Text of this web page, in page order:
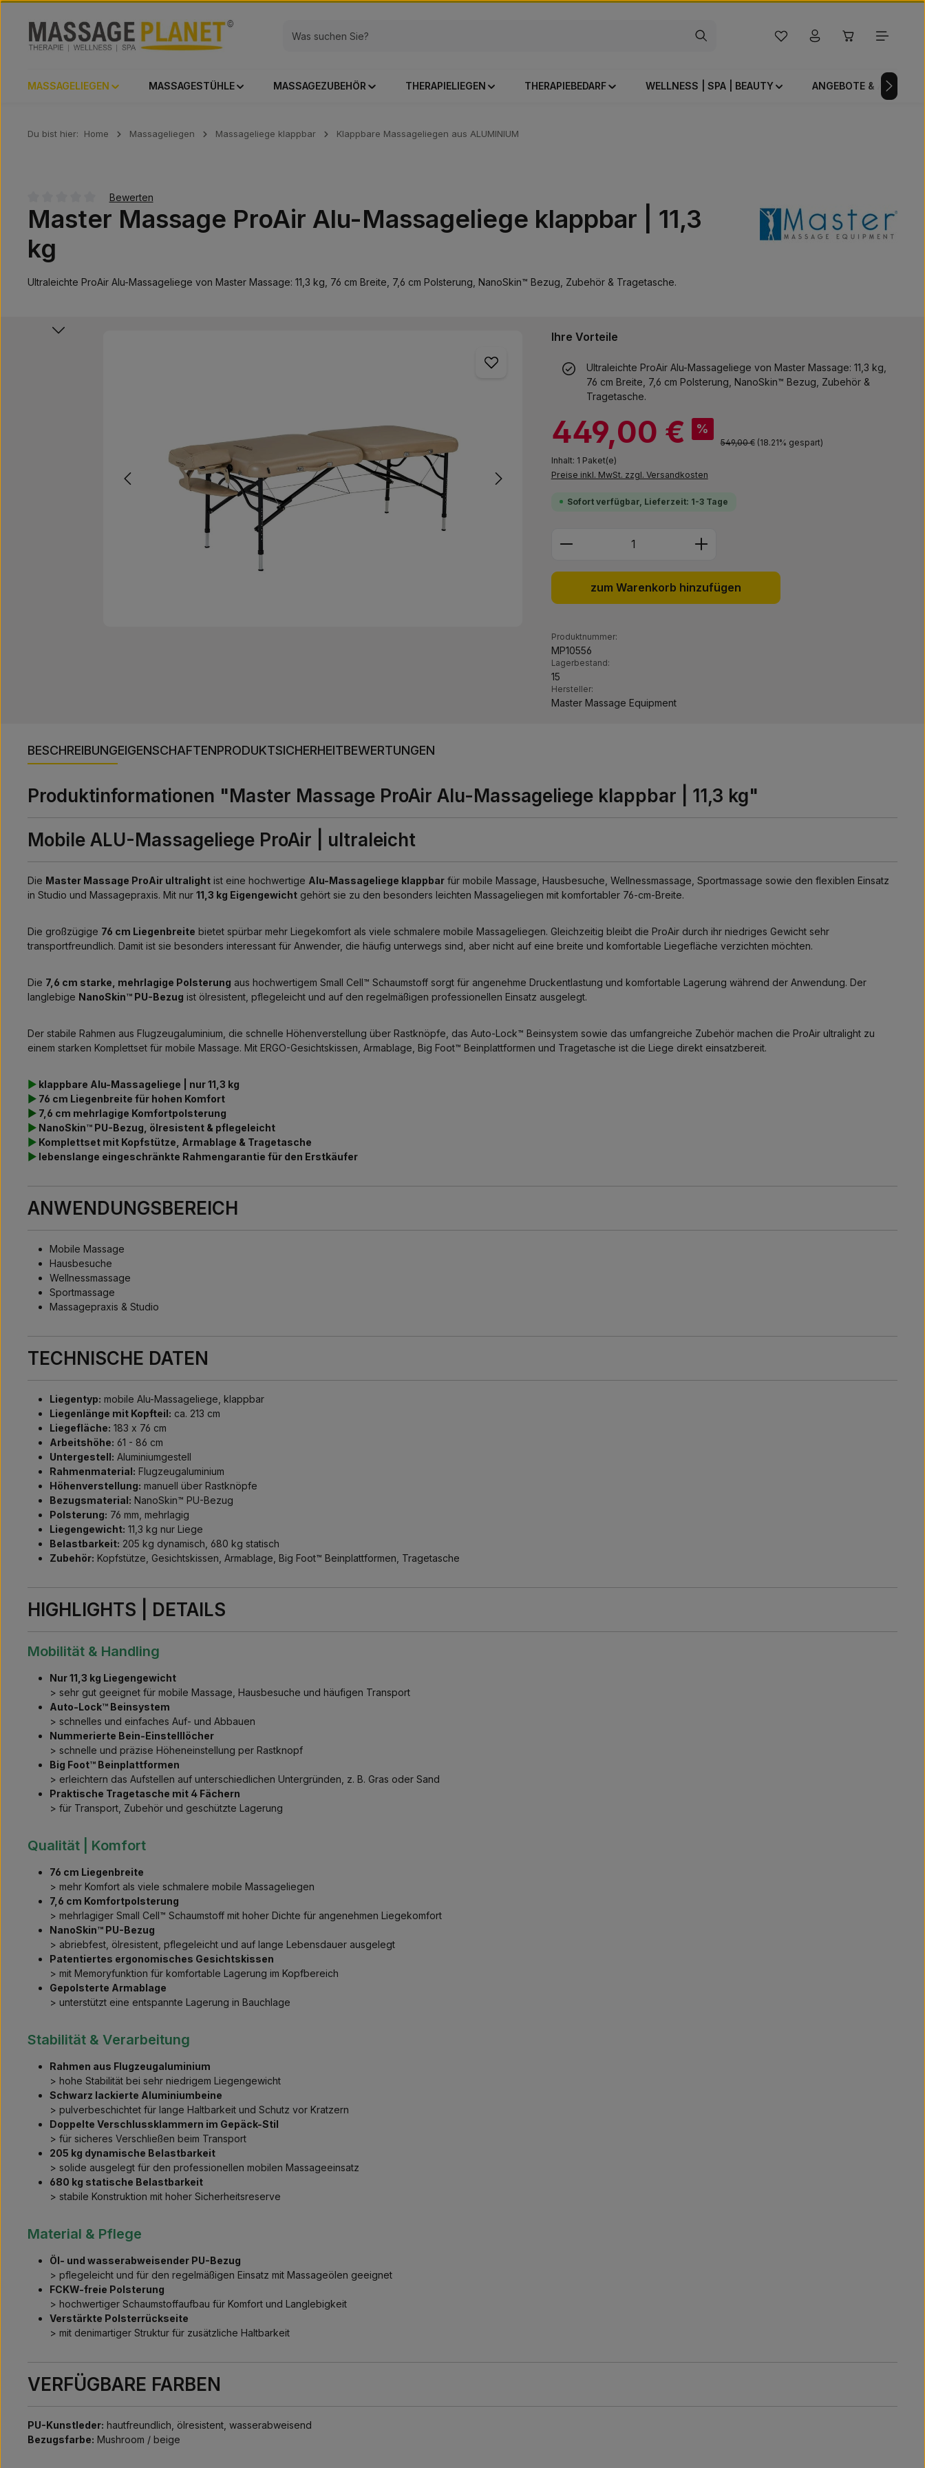
Du hast 0 Produkte auf dem
MASSAGELIEGEN MASSAGESTÜHLE MASSAGEZUBEHÖR THERAPIELIEGEN THERAPIEBEDARF WELLNESS | SPA | BEAUTY ANGEBOTE &
Du bist hier: Home Massageliegen Massageliege klappbar Klappbare Massageliegen aus ALUMINIUM
Durchschnittliche Bewertung von 0 von 5 Sternen
Bewerten
Master Massage ProAir Alu-Massageliege klappbar | 11,3
kg
Ultraleichte ProAir Alu-Massageliege von Master Massage: 11,3 kg, 76 cm Breite, 7,6 cm Polsterung, NanoSkin™ Bezug, Zubehör & Tragetasche.
Bildergalerie überspringen Ihre Vorteile
Ultraleichte ProAir Alu-Massageliege von Master Massage: 11,3 kg,
76 cm Breite, 7,6 cm Polsterung, NanoSkin™ Bezug, Zubehör &
Tragetasche.
449,00 € %
Regulärer Preis:
549,00 € (18.21% gespart)
Inhalt: 1 Paket(e)
Preise inkl. MwSt. zzgl. Versandkosten
Sofort verfügbar, Lieferzeit: 1-3 Tage
Produkt Anzahl: Gib den gewünschten Wert
zum Warenkorb hinzufügen
Produktnummer:
MP10556
Lagerbestand:
15
Hersteller:
Master Massage Equipment
BESCHREIBUNGEIGENSCHAFTENPRODUKTSICHERHEITBEWERTUNGEN
Produktinformationen "Master Massage ProAir Alu-Massageliege klappbar | 11,3 kg"
Mobile ALU-Massageliege ProAir | ultraleicht
Die Master Massage ProAir ultralight ist eine hochwertige Alu-Massageliege klappbar für mobile Massage, Hausbesuche, Wellnessmassage, Sportmassage sowie den flexiblen Einsatz
in Studio und Massagepraxis. Mit nur 11,3 kg Eigengewicht gehört sie zu den besonders leichten Massageliegen mit komfortabler 76-cm-Breite.
Die großzügige 76 cm Liegenbreite bietet spürbar mehr Liegekomfort als viele schmalere mobile Massageliegen. Gleichzeitig bleibt die ProAir durch ihr niedriges Gewicht sehr
transportfreundlich. Damit ist sie besonders interessant für Anwender, die häufig unterwegs sind, aber nicht auf eine breite und komfortable Liegefläche verzichten möchten.
Die 7,6 cm starke, mehrlagige Polsterung aus hochwertigem Small Cell™ Schaumstoff sorgt für angenehme Druckentlastung und komfortable Lagerung während der Anwendung. Der
langlebige NanoSkin™ PU-Bezug ist ölresistent, pflegeleicht und auf den regelmäßigen professionellen Einsatz ausgelegt.
Der stabile Rahmen aus Flugzeugaluminium, die schnelle Höhenverstellung über Rastknöpfe, das Auto-Lock™ Beinsystem sowie das umfangreiche Zubehör machen die ProAir ultralight zu
einem starken Komplettset für mobile Massage. Mit ERGO-Gesichtskissen, Armablage, Big Foot™ Beinplattformen und Tragetasche ist die Liege direkt einsatzbereit.
▶ klappbare Alu-Massageliege | nur 11,3 kg
▶ 76 cm Liegenbreite für hohen Komfort
▶ 7,6 cm mehrlagige Komfortpolsterung
▶ NanoSkin™ PU-Bezug, ölresistent & pflegeleicht
▶ Komplettset mit Kopfstütze, Armablage & Tragetasche
▶ lebenslange eingeschränkte Rahmengarantie für den Erstkäufer
ANWENDUNGSBEREICH
Mobile Massage
Hausbesuche
Wellnessmassage
Sportmassage
Massagepraxis & Studio
TECHNISCHE DATEN
Liegentyp: mobile Alu-Massageliege, klappbar
Liegenlänge mit Kopfteil: ca. 213 cm
Liegefläche: 183 x 76 cm
Arbeitshöhe: 61 - 86 cm
Untergestell: Aluminiumgestell
Rahmenmaterial: Flugzeugaluminium
Höhenverstellung: manuell über Rastknöpfe
Bezugsmaterial: NanoSkin™ PU-Bezug
Polsterung: 76 mm, mehrlagig
Liegengewicht: 11,3 kg nur Liege
Belastbarkeit: 205 kg dynamisch, 680 kg statisch
Zubehör: Kopfstütze, Gesichtskissen, Armablage, Big Foot™ Beinplattformen, Tragetasche
HIGHLIGHTS | DETAILS
Mobilität & Handling
Nur 11,3 kg Liegengewicht
> sehr gut geeignet für mobile Massage, Hausbesuche und häufigen Transport
Auto-Lock™ Beinsystem
> schnelles und einfaches Auf- und Abbauen
Nummerierte Bein-Einstelllöcher
> schnelle und präzise Höheneinstellung per Rastknopf
Big Foot™ Beinplattformen
> erleichtern das Aufstellen auf unterschiedlichen Untergründen, z. B. Gras oder Sand
Praktische Tragetasche mit 4 Fächern
> für Transport, Zubehör und geschützte Lagerung
Qualität | Komfort
76 cm Liegenbreite
> mehr Komfort als viele schmalere mobile Massageliegen
7,6 cm Komfortpolsterung
> mehrlagiger Small Cell™ Schaumstoff mit hoher Dichte für angenehmen Liegekomfort
NanoSkin™ PU-Bezug
> abriebfest, ölresistent, pflegeleicht und auf lange Lebensdauer ausgelegt
Patentiertes ergonomisches Gesichtskissen
> mit Memoryfunktion für komfortable Lagerung im Kopfbereich
Gepolsterte Armablage
> unterstützt eine entspannte Lagerung in Bauchlage
Stabilität & Verarbeitung
Rahmen aus Flugzeugaluminium
> hohe Stabilität bei sehr niedrigem Liegengewicht
Schwarz lackierte Aluminiumbeine
> pulverbeschichtet für lange Haltbarkeit und Schutz vor Kratzern
Doppelte Verschlussklammern im Gepäck-Stil
> für sicheres Verschließen beim Transport
205 kg dynamische Belastbarkeit
> solide ausgelegt für den professionellen mobilen Massageeinsatz
680 kg statische Belastbarkeit
> stabile Konstruktion mit hoher Sicherheitsreserve
Material & Pflege
Öl- und wasserabweisender PU-Bezug
> pflegeleicht und für den regelmäßigen Einsatz mit Massageölen geeignet
FCKW-freie Polsterung
> hochwertiger Schaumstoffaufbau für Komfort und Langlebigkeit
Verstärkte Polsterrückseite
> mit denimartiger Struktur für zusätzliche Haltbarkeit
VERFÜGBARE FARBEN
PU-Kunstleder: hautfreundlich, ölresistent, wasserabweisend
Bezugsfarbe: Mushroom / beige